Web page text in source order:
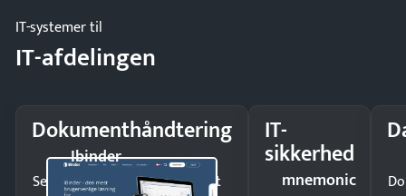
IT-systemer til
IT-afdelingen
Dokumenthåndtering
Ibinder
Send kontrakter til underskrift
IT-
sikkerhed
mnemonic